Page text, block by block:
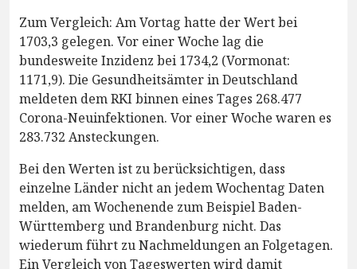
Zum Vergleich: Am Vortag hatte der Wert bei
1703,3 gelegen. Vor einer Woche lag die
bundesweite Inzidenz bei 1734,2 (Vormonat:
1171,9). Die Gesundheitsämter in Deutschland
meldeten dem RKI binnen eines Tages 268.477
Corona-Neuinfektionen. Vor einer Woche waren es
283.732 Ansteckungen.
Bei den Werten ist zu berücksichtigen, dass
einzelne Länder nicht an jedem Wochentag Daten
melden, am Wochenende zum Beispiel Baden-
Württemberg und Brandenburg nicht. Das
wiederum führt zu Nachmeldungen an Folgetagen.
Ein Vergleich von Tageswerten wird damit